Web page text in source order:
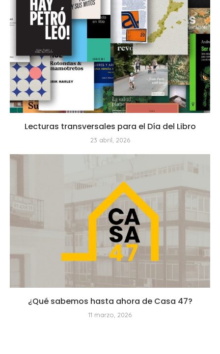
Lecturas transversales para el Día del Libro
23 abril, 2026
¿Qué sabemos hasta ahora de Casa 47?
11 marzo, 2026